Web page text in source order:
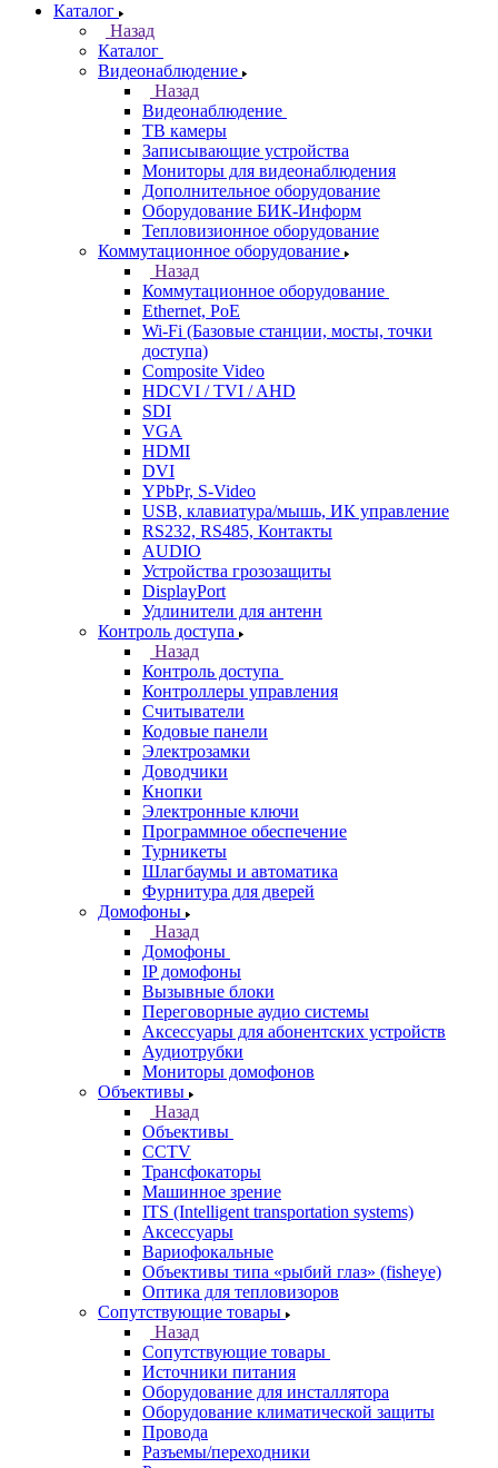
Каталог
Назад
Каталог
Видеонаблюдение
Назад
Видеонаблюдение
ТВ камеры
Записывающие устройства
Мониторы для видеонаблюдения
Дополнительное оборудование
Оборудование БИК-Информ
Тепловизионное оборудование
Коммутационное оборудование
Назад
Коммутационное оборудование
Ethernet, PoE
Wi-Fi (Базовые станции, мосты, точки
доступа)
Composite Video
HDCVI / TVI / AHD
SDI
VGA
HDMI
DVI
YPbPr, S-Video
USB, клавиатура/мышь, ИК управление
RS232, RS485, Контакты
AUDIO
Устройства грозозащиты
DisplayPort
Удлинители для антенн
Контроль доступа
Назад
Контроль доступа
Контроллеры управления
Считыватели
Кодовые панели
Электрозамки
Доводчики
Кнопки
Электронные ключи
Программное обеспечение
Турникеты
Шлагбаумы и автоматика
Фурнитура для дверей
Домофоны
Назад
Домофоны
IP домофоны
Вызывные блоки
Переговорные аудио системы
Аксессуары для абонентских устройств
Аудиотрубки
Мониторы домофонов
Объективы
Назад
Объективы
CCTV
Трансфокаторы
Машинное зрение
ITS (Intelligent transportation systems)
Аксессуары
Вариофокальные
Объективы типа «рыбий глаз» (fisheye)
Оптика для тепловизоров
Сопутствующие товары
Назад
Сопутствующие товары
Источники питания
Оборудование для инсталлятора
Оборудование климатической защиты
Провода
Разъемы/переходники